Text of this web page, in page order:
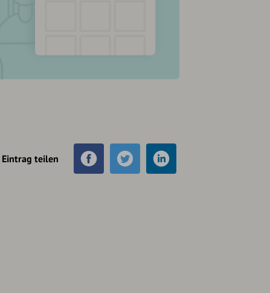
Eintrag teilen